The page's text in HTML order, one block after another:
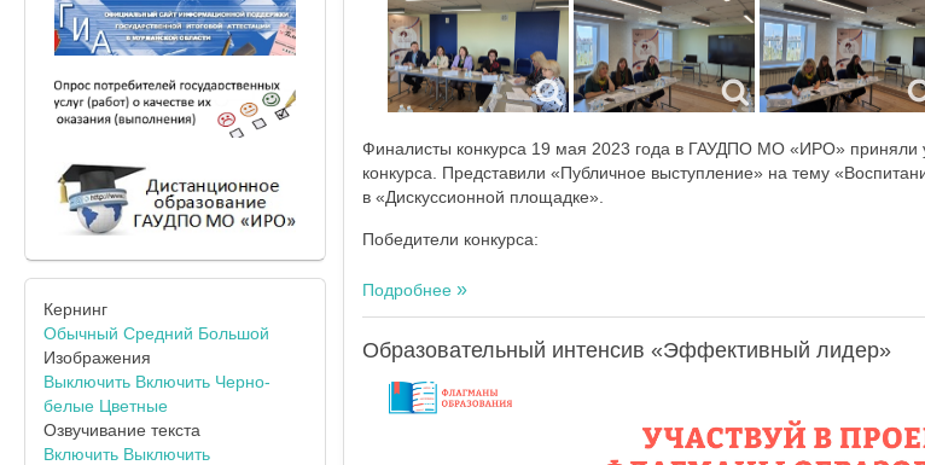
Финалисты конкурса 19 мая 2023 года в ГАУДПО МО «ИРО» приняли
конкурса. Представили «Публичное выступление» на тему
в «Дискуссионной площадке».
Победители конкурса:
Подробнее
Образовательный интенсив «Эффективный лидер»
Кернинг
Обычный Средний Большой
Изображения
Выключить Включить Черно-
белые Цветные
Озвучивание текста
Включить Выключить